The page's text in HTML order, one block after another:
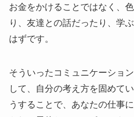
お金をかけることではなく、
り、友達との話だったり、学
はずです。
そういったコミュニケーショ
して、自分の考え方を固めて
うすることで、あなたの仕事